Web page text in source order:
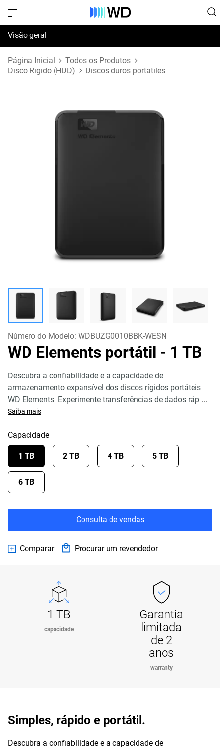
Visão geral
Especificações
Página Inicial
Todos os Produtos
Disco Rígido (HDD)
Discos duros portátiles
Número do Modelo: WDBUZG0010BBK-WESN
WD Elements portátil - 1 TB
Descubra a confiabilidade e a capacidade de
armazenamento expansível dos discos rígidos portáteis
WD Elements. Experimente transferências de dados ráp ...
Saiba mais
Capacidade
1 TB 2 TB 4 TB 5 TB
6 TB
Consulta de vendas
Comparar Procurar um revendedor
1 TB
capacidade
Garantia
limitada
de 2
anos
warranty
Simples, rápido e portátil.
Descubra a confiabilidade e a capacidade de